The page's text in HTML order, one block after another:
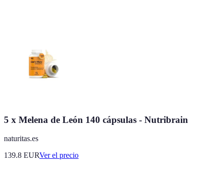
5 x Melena de León 140 cápsulas - Nutribrain
naturitas.es
139.8 EURVer el precio